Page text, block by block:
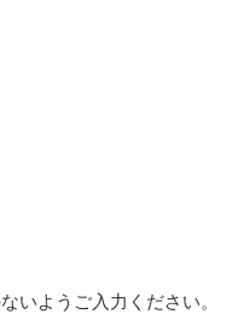
いようご入力ください。